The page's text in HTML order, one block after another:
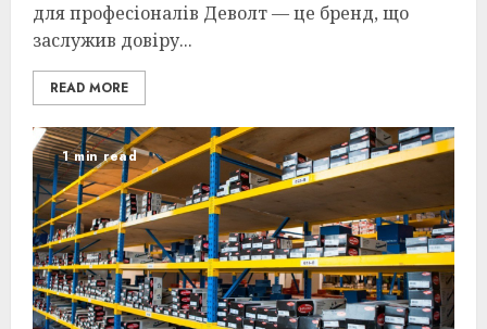
для професіоналів Деволт — це бренд, що
заслужив довіру...
READ MORE
1 min read